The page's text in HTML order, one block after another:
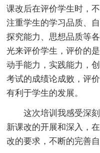
课改后在评价学生时，
注重学生的学习品质、
探究能力、思想品质等
光来评价学生，评价的
动手能力，实践能力，
考试的成绩论成败，评
有利于学生的发展。
这次培训我感受深刻
新课改的开展和深入，
改的要求，不断的完善